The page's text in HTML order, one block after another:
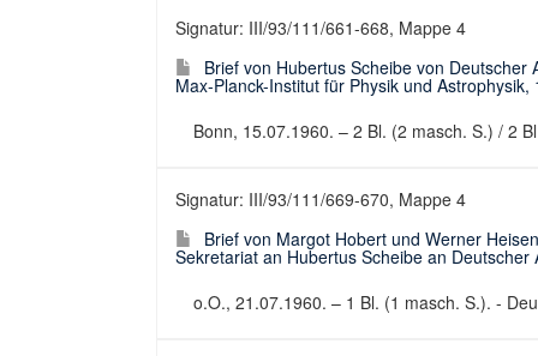
Signatur: III/93/111/661-668, Mappe 4
Brief von Hubertus Scheibe von
Max-Planck-Institut für Physik und Astrophysik,
Bonn, 15.07.1960. – 2 Bl. (2 masch. S.) / 2
Signatur: III/93/111/669-670, Mappe 4
Brief von Margot Hobert und Werner
Sekretariat an Hubertus Scheibe an
o.O., 21.07.1960. – 1 Bl. (1 masch. S.). -